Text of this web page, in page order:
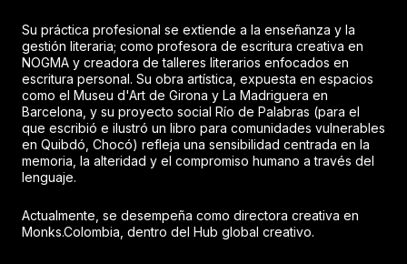
Su práctica profesional se extiende a la enseñanza y la
gestión literaria; como profesora de escritura creativa en
NOGMA y creadora de talleres literarios enfocados en
escritura personal. Su obra artística, expuesta en espacios
como el Museu d'Art de Girona y La Madriguera en
Barcelona, y su proyecto social Río de Palabras (para el
que escribió e ilustró un libro para comunidades vulnerables
en Quibdó, Chocó) refleja una sensibilidad centrada en la
memoria, la alteridad y el compromiso humano a través del
lenguaje.
Actualmente, se desempeña como directora creativa en
Monks.Colombia, dentro del Hub global creativo.